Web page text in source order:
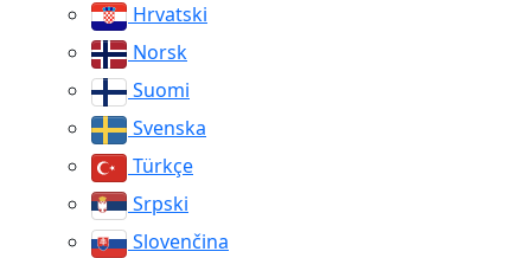
Hrvatski
Norsk
Suomi
Svenska
Türkçe
Srpski
Slovenčina